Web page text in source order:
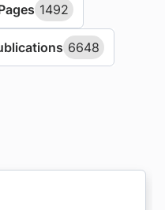
1492
1492
6648
6648